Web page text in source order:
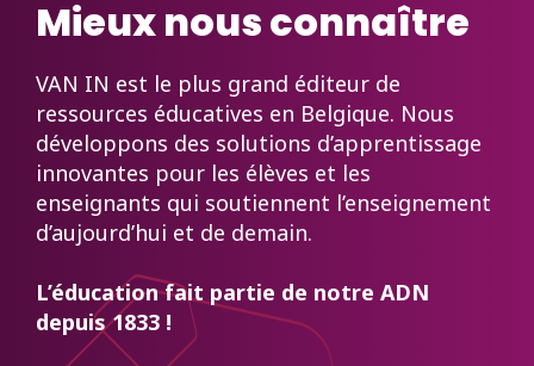
Mieux nous connaître
VAN IN est le plus grand éditeur de
ressources éducatives en Belgique. Nous
développons des solutions d’apprentissage
innovantes pour les élèves et les
enseignants qui soutiennent l’enseignement
d’aujourd’hui et de demain.
L’éducation fait partie de notre ADN
depuis 1833 !